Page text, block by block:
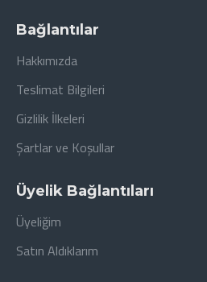
Bağlantılar
Hakkımızda
Teslimat Bilgileri
Gizlilik İlkeleri
Şartlar ve Koşullar
Üyelik Bağlantıları
Üyeliğim
Satın Aldıklarım